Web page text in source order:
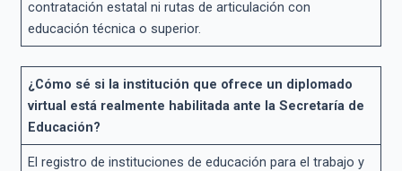
contratación estatal ni rutas de articulación con
educación técnica o superior.
¿Cómo sé si la institución que ofrece un diplomado
virtual está realmente habilitada ante la Secretaría de
Educación?
El registro de instituciones de educación para el trabajo y